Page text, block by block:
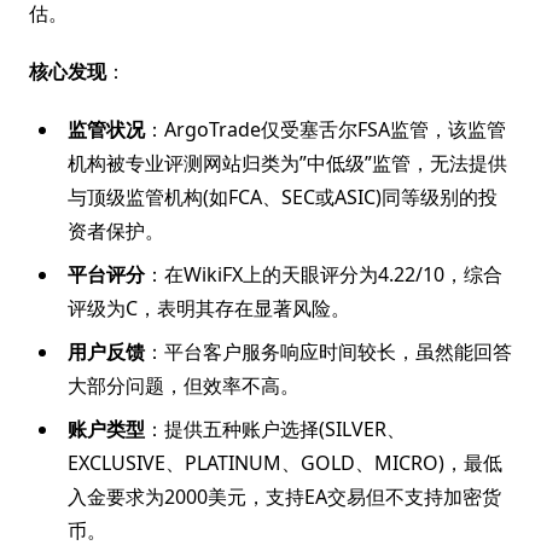
估。
核心发现：
监管状况：ArgoTrade仅受塞舌尔FSA监管，该监管
机构被专业评测网站归类为”中低级”监管，无法提供
与顶级监管机构(如FCA、SEC或ASIC)同等级别的投
资者保护。
平台评分：在WikiFX上的天眼评分为4.22/10，综合
评级为C，表明其存在显著风险。
用户反馈 ：平台客户服务响应时间较长，虽然能回答
大部分问题，但效率不高。
账户类型 ：提供五种账户选择(SILVER、
EXCLUSIVE、PLATINUM、GOLD、MICRO)，最低
入金要求为2000美元，支持EA交易但不支持加密货
币。